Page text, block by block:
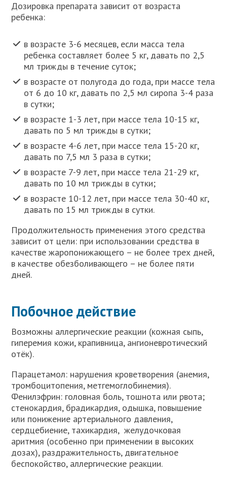
Дозировка препарата зависит от возраста
ребенка:
в возрасте 3-6 месяцев, если масса тела
ребенка составляет более 5 кг, давать по 2,5
мл трижды в течение суток;
в возрасте от полугода до года, при массе тела
от 6 до 10 кг, давать по 2,5 мл сиропа 3-4 раза
в сутки;
в возрасте 1-3 лет, при массе тела 10-15 кг,
давать по 5 мл трижды в сутки;
в возрасте 4-6 лет, при массе тела 15-20 кг,
давать по 7,5 мл 3 раза в сутки;
в возрасте 7-9 лет, при массе тела 21-29 кг,
давать по 10 мл трижды в сутки;
в возрасте 10-12 лет, при массе тела 30-40 кг,
давать по 15 мл трижды в сутки.
Продолжительность применения этого средства
зависит от цели: при использовании средства в
качестве жаропонижающего – не более трех дней,
в качестве обезболивающего – не более пяти
дней.
Побочное действие
Возможны аллергические реакции (кожная сыпь,
гиперемия кожи, крапивница, ангионевротический
отёк).
Парацетамол: нарушения кроветворения (анемия,
тромбоцитопения, метгемоглобинемия).
Фенилэфрин: головная боль, тошнота или рвота;
стенокардия, брадикардия, одышка, повышение
или понижение артериального давления,
сердцебиение, тахикардия, желудочковая
аритмия (особенно при применении в высоких
дозах), раздражительность, двигательное
беспокойство, аллергические реакции.